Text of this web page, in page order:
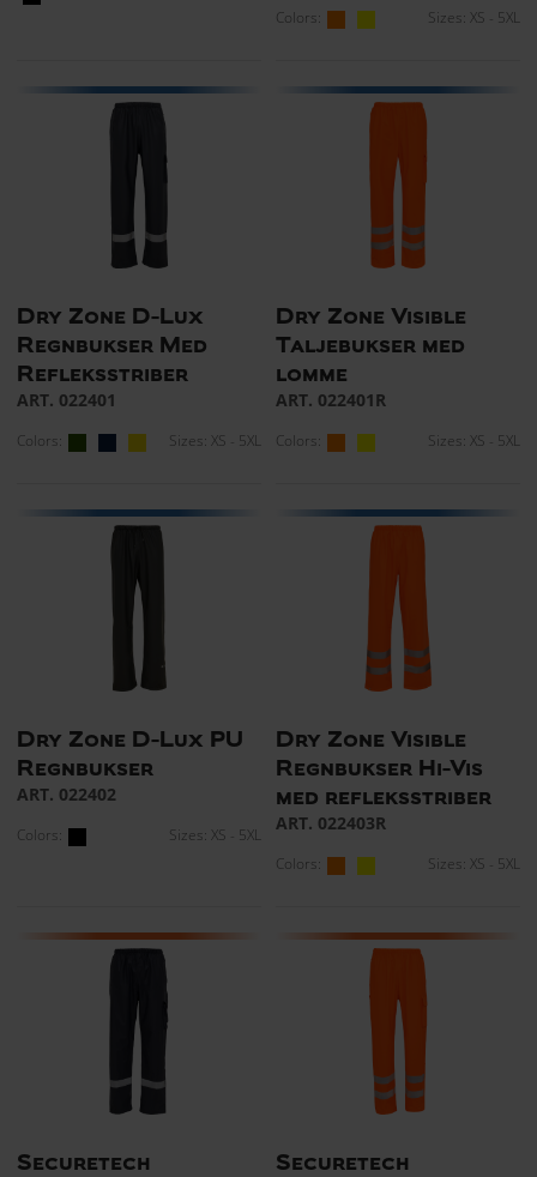
Colors: Sizes: XS - 5XL
Dry Zone D-Lux
Regnbukser Med
Refleksstriber
ART. 022401
Colors: Sizes: XS - 5XL
Dry Zone Visible
Taljebukser med
lomme
ART. 022401R
Colors: Sizes: XS - 5XL
Dry Zone D-Lux PU
Regnbukser
ART. 022402
Colors: Sizes: XS - 5XL
Dry Zone Visible
Regnbukser Hi-Vis
med refleksstriber
ART. 022403R
Colors: Sizes: XS - 5XL
Securetech
Securetech